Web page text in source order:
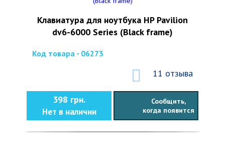
Клавиатура для ноутбука HP Pavilion
dv6-6000 Series (Black frame)
Код товара - 06273
11 отзыва
398 грн.
Нет в наличии
Сообщить,
когда появится